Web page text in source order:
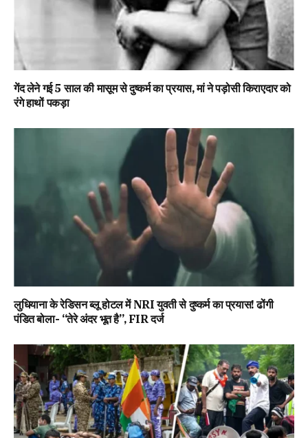
गेंद लेने गई 5 साल की मासूम से दुष्कर्म का प्रयास, मां ने पड़ोसी किराएदार को
रंगे हाथों पकड़ा
लुधियाना के रेडिसन ब्लू होटल में NRI युवती से दुष्कर्म का प्रयास! ढोंगी
पंडित बोला- “तेरे अंदर भूत है”, FIR दर्ज